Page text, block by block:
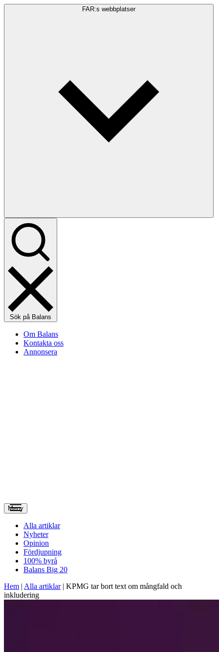
FAR:s webbplatser
Sök på Balans
Om Balans
Kontakta oss
Annonsera
Meny
Alla artiklar
Nyheter
Opinion
Fördjupning
100% byrå
Balans Big 20
Hem | Alla artiklar| KPMG tar bort text om mångfald och
inkludering